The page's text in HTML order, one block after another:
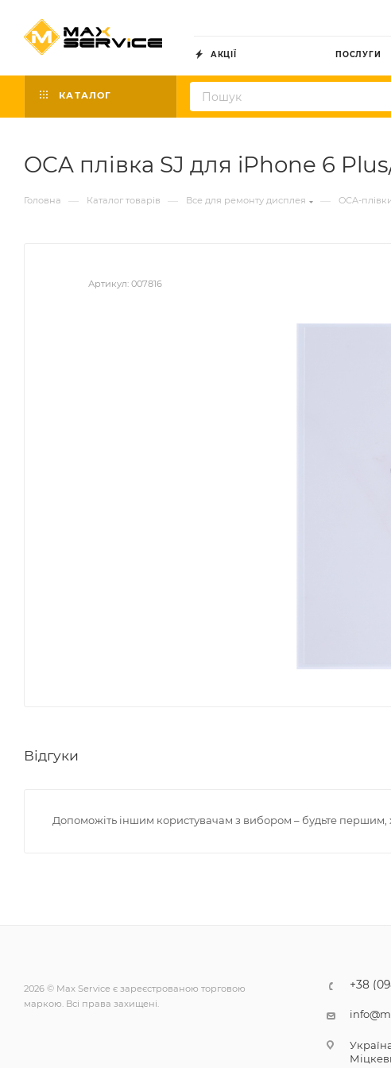
АКЦІЇ ПОСЛУГИ
КАТАЛОГ
OCA плівка SJ для iPhone 6
Головна — Каталог товарів — Все для ремонту дисплея — OCA-
Артикул: 007816
Відгуки
Допоможіть іншим користувачам з вибором – будьте першим,
2026 © Max Service є зареєстрованою торговою
маркою. Всі права захищені.
+38